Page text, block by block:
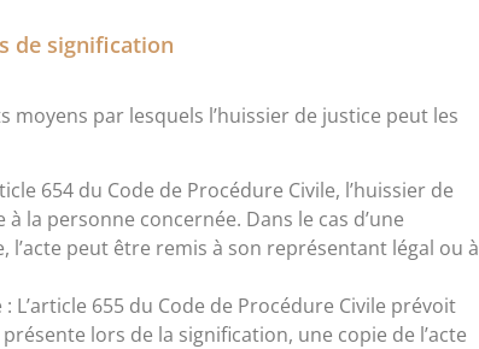
de signification
par lesquels l’huissier de justice peut les
654 du Code de Procédure Civile, l’huissier de
la personne concernée. Dans le cas d’une
l’acte peut être remis à son représentant légal ou à
L’article 655 du Code de Procédure Civile prévoit
lors de la signification, une copie de l’acte